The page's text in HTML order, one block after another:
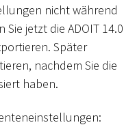
nicht während
jetzt die ADOIT 14.0
Später
nachdem Sie die
haben.